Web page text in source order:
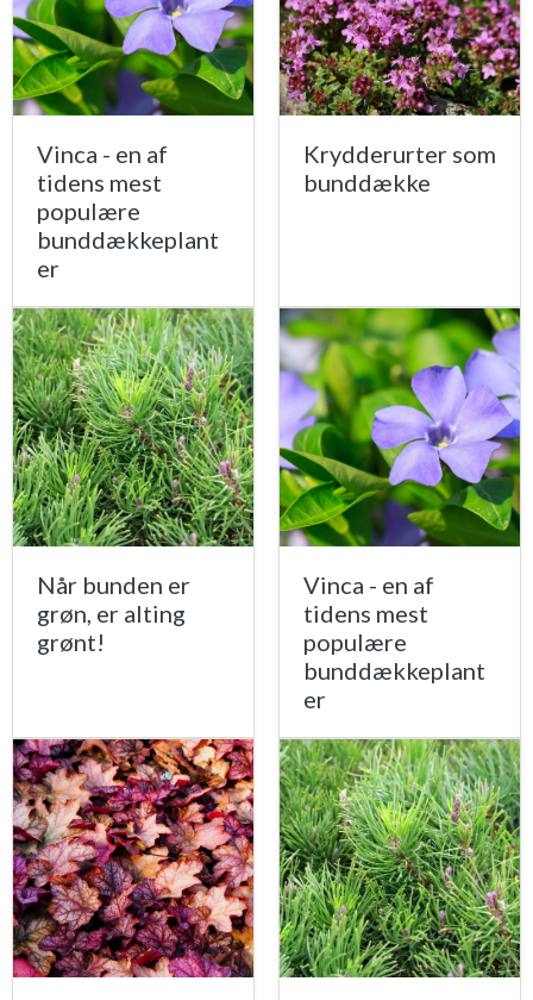
Vinca - en af
tidens mest
populære
bunddækkeplant
er
Krydderurter som
bunddække
Når bunden er
grøn, er alting
grønt!
Vinca - en af
tidens mest
populære
bunddækkeplant
er